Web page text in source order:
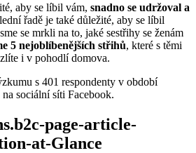
aby se líbil vám, snadno se udržoval a
řadě je také důležité, aby se líbil
se mrkli na to, jaké sestřihy se ženám
5 nejoblíbenějších střihů, které s těmi
i v pohodlí domova.
s 401 respondenty v období
sociální síti Facebook.
page-article-
at-Glance